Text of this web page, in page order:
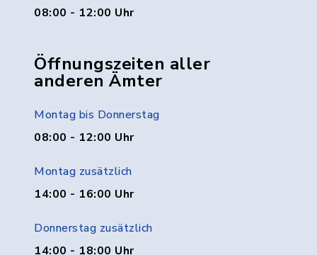
08:00 - 12:00 Uhr
Öffnungszeiten aller
anderen Ämter
Montag bis Donnerstag
08:00 - 12:00 Uhr
Montag zusätzlich
14:00 - 16:00 Uhr
Donnerstag zusätzlich
14:00 - 18:00 Uhr